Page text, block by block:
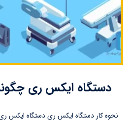
دستگاه ایکس ری